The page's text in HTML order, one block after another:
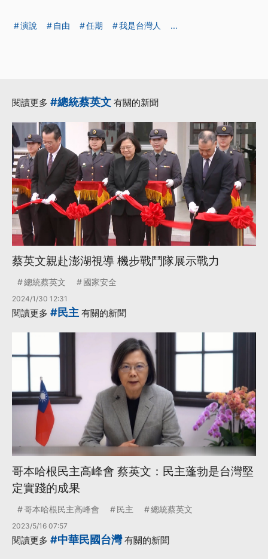
演說 自由 任期 我是台灣人 ...
閱讀更多 #總統蔡英文 有關的新聞
蔡英文親赴澎湖視導 機步戰鬥隊展示戰力
總統蔡英文 國家安全
2024/1/30 12:31
閱讀更多 #民主 有關的新聞
哥本哈根民主高峰會 蔡英文：民主蓬勃是台灣堅
定實踐的成果
哥本哈根民主高峰會 民主 總統蔡英文
2023/5/16 07:57
閱讀更多 #中華民國台灣有關的新聞